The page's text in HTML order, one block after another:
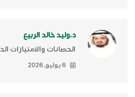
د.وليد خالد الربيع
الحصانات والامتيازات
6 يوليو, 2026